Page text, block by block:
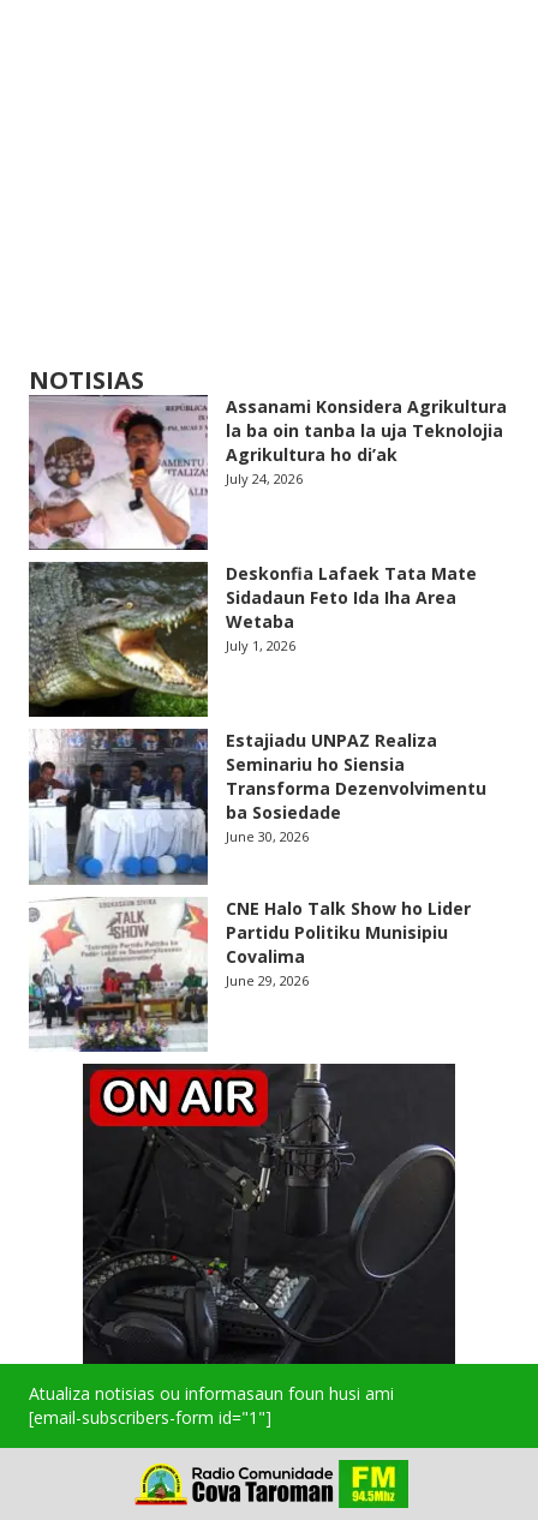
NOTISIAS
Assanami Konsidera Agrikultura
la ba oin tanba la uja Teknolojia
Agrikultura ho di’ak
July 24, 2026
Deskonfia Lafaek Tata Mate
Sidadaun Feto Ida Iha Area
Wetaba
July 1, 2026
Estajiadu UNPAZ Realiza
Seminariu ho Siensia
Transforma Dezenvolvimentu
ba Sosiedade
June 30, 2026
CNE Halo Talk Show ho Lider
Partidu Politiku Munisipiu
Covalima
June 29, 2026
Atualiza notisias ou informasaun foun husi ami
[email-subscribers-form id="1"]